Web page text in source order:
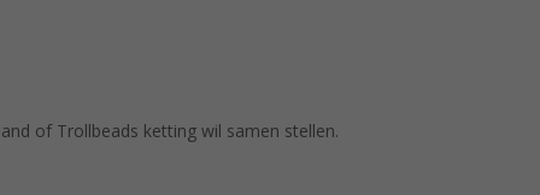
of Trollbeads ketting wil samen stellen.